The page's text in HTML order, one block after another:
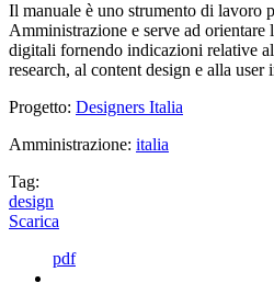
Il manuale è uno strumento di lavoro
Amministrazione e serve ad orientare
digitali fornendo indicazioni relative
research, al content design e alla user
Progetto: Designers Italia
Amministrazione: italia
Tag:
design
Scarica
pdf